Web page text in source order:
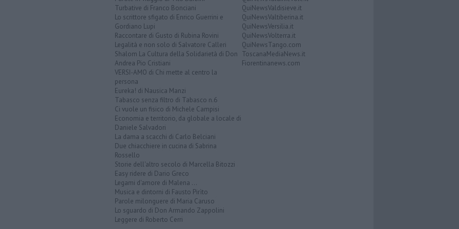
Turbative di Franco Bonciani
Lo scrittore sfigato di Enrico Guerrini e
Gordiano Lupi
Raccontare di Gusto di Rubina Rovini
Legalità e non solo di Salvatore Calleri
Shalom La Cultura della Solidarietà di Don
Andrea Pio Cristiani
VERSI-AMO di Chi mette al centro la
persona
Eureka! di Nausica Manzi
Tabasco senza filtro di Tabasco n.6
Ci vuole un fisico di Michele Campisi
Economia e territorio, da globale a locale di
Daniele Salvadori
La dama a scacchi di Carlo Belciani
Due chiacchiere in cucina di Sabrina
Rossello
Storie dell'altro secolo di Marcella Bitozzi
Easy ridere di Dario Greco
Legami d'amore di Malena ...
Musica e dintorni di Fausto Pirìto
Parole milonguere di Maria Caruso
Lo sguardo di Don Armando Zappolini
Leggere di Roberto Cerri
QuiNewsValdisieve.it
QuiNewsValtiberina.it
QuiNewsVersilia.it
QuiNewsVolterra.it
QuiNewsTango.com
ToscanaMediaNews.it
Fiorentinanews.com